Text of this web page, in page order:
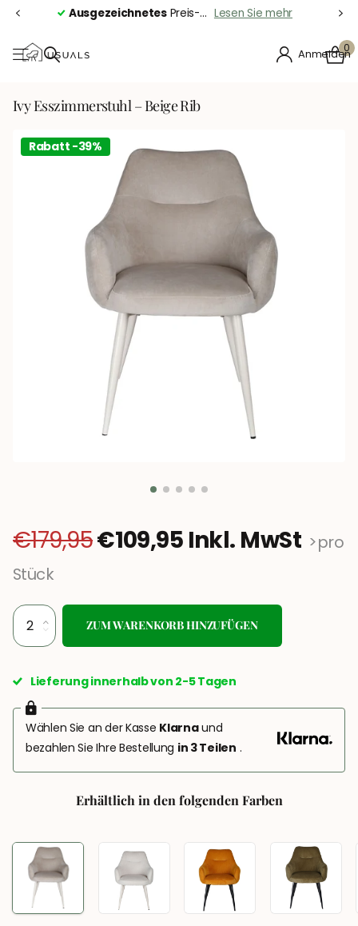
AusgezeichnetesPreis-Leistungs-Verhältnis Lesen Sie mehr
Anmelden
0
Ivy Esszimmerstuhl – Beige Rib
Rabatt -39%
€179,95€109,95 Inkl. MwSt >pro
Stück
ZUM WARENKORB HINZUFÜGEN
Lieferung innerhalb von 2-5 Tagen
Wählen Sie an der Kasse Klarnaund
bezahlen Sie Ihre Bestellung in 3 Teilen .
Erhältlich in den folgenden Farben